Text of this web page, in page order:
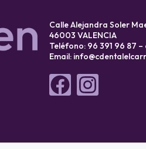
Calle Alejandra Soler
46003 VALENCIA
Teléfono: 96 391 96 87
Email: